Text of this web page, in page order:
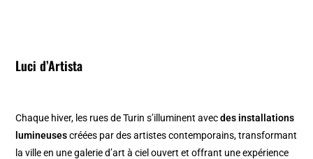
Luci d’Artista
Chaque hiver, les rues de Turin s’illuminent avecdes installations
lumineusescréées par des artistes contemporains, transformant
la ville en une galerie d’art à ciel ouvert et offrant une expérience